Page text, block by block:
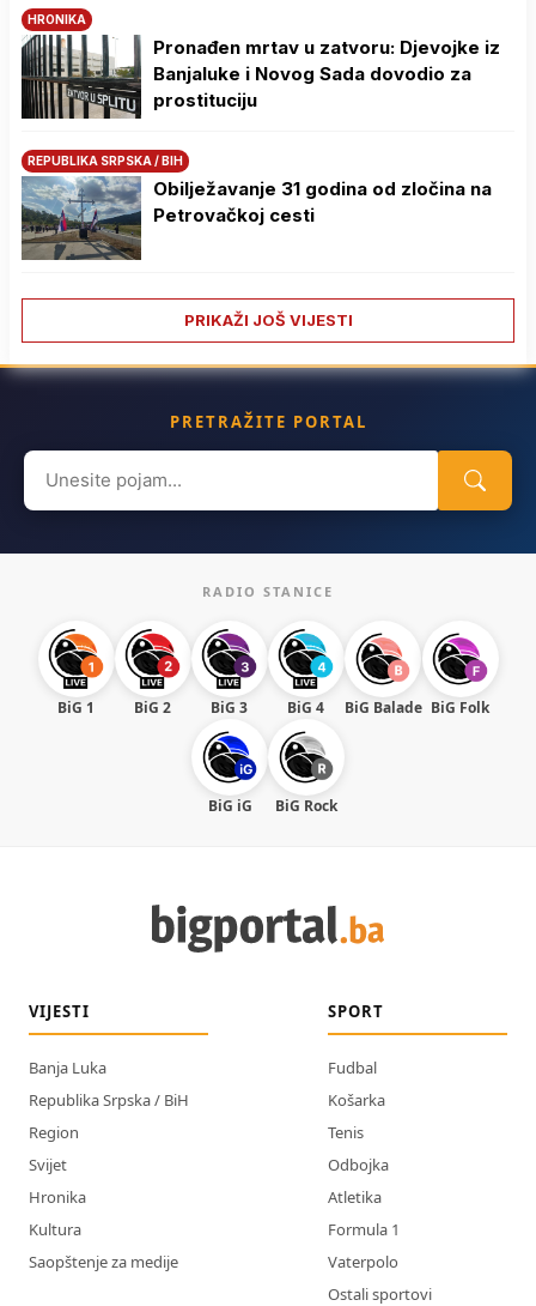
HRONIKA
Pronađen mrtav u zatvoru: Djevojke iz
Banjaluke i Novog Sada dovodio za
prostituciju
REPUBLIKA SRPSKA / BIH
Obilježavanje 31 godina od zločina na
Petrovačkoj cesti
PRIKAŽI JOŠ VIJESTI
PRETRAŽITE PORTAL
Search
for:
RADIO STANICE
BiG 1 BiG 2 BiG 3 BiG 4 BiG Balade BiG Folk
BiG iG BiG Rock
VIJESTI
Banja Luka
Republika Srpska / BiH
Region
Svijet
Hronika
Kultura
Saopštenje za medije
SPORT
Fudbal
Košarka
Tenis
Odbojka
Atletika
Formula 1
Vaterpolo
Ostali sportovi